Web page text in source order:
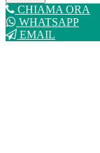
Chiudi
CHIAMA ORA
WHATSAPP
EMAIL